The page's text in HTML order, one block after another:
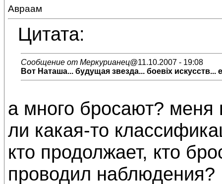
Авраам
Цитата:
Сообщение от Меркурианец@11.10.2007 - 19:08
Вот Наташа... будущая звезда... боевіх искусств...
а много бросают? меня
ли какая-то
кто продолжает, кто
проводил наблюдения?